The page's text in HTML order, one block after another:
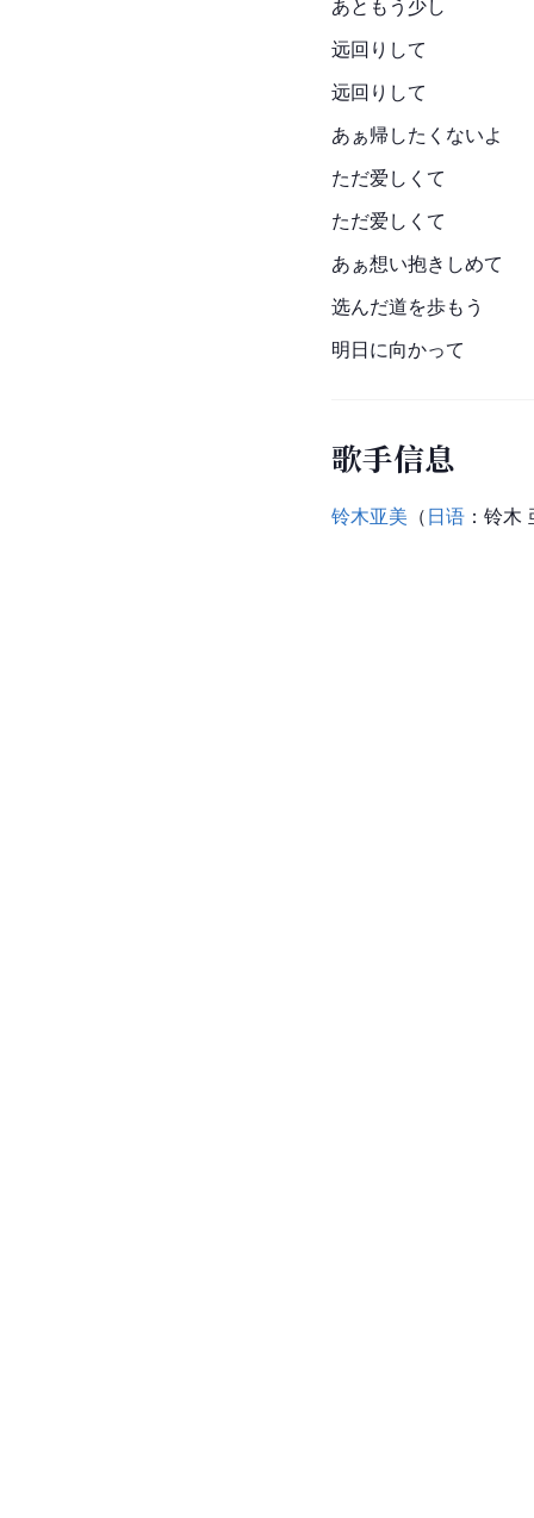
あともう少し
远回りして
远回りして
あぁ帰したくないよ
ただ爱しくて
ただ爱しくて
あぁ想い抱きしめて
选んだ道を歩もう
明日に向かって
歌手信息
铃木亚美 （ 日语 ：铃